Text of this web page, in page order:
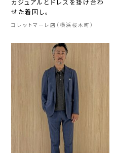
カジュアルとドレスを掛け合わ
せた着回し。
コレットマーレ店（横浜桜木町）